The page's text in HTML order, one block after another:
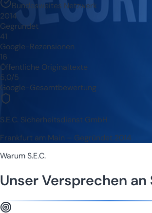
Bundesweites Netzwerk
2014
Gegründet
41
Google-Rezensionen
16
Öffentliche Originaltexte
5,0/5
Google-Gesamtbewertung
S.E.C. Sicherheitsdienst GmbH
Frankfurt am Main – Gegründet 2014
Warum S.E.C.
Unser Versprechen an